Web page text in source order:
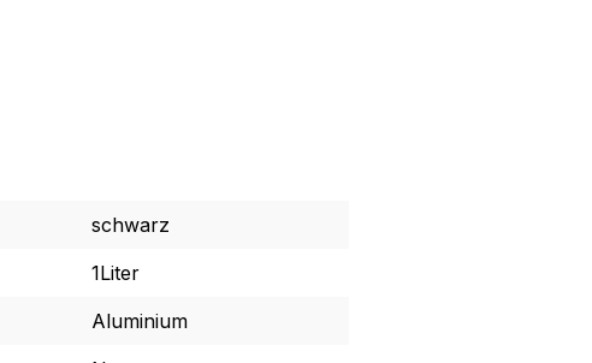
schwarz
1Liter
Aluminium